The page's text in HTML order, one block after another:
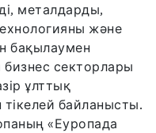
металдарды,
және
бақылаумен
секторлары
ұлттық
тікелей байланысты.
«Еуропада